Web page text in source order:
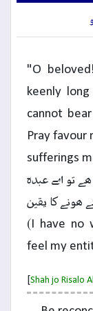
"O
keenly
cannot
Pray favour
sufferings
ہے تو اے عبدہ
ہونے کا یقین
(I have no
feel my
[Shah jo Risalo